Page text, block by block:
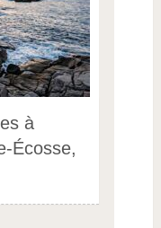
à
Écosse,